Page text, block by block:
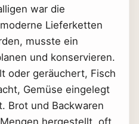
war die
Lieferketten
musste ein
und konservieren.
oder geräuchert, Fisch
Gemüse eingelegt
Brot und Backwaren